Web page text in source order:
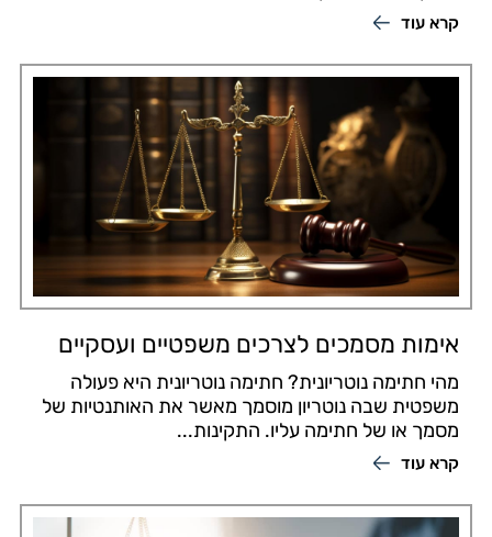
קרא עוד
אימות מסמכים לצרכים משפטיים ועסקיים
מהי חתימה נוטריונית? חתימה נוטריונית היא פעולה
משפטית שבה נוטריון מוסמך מאשר את האותנטיות של
מסמך או של חתימה עליו. התקינות...
קרא עוד